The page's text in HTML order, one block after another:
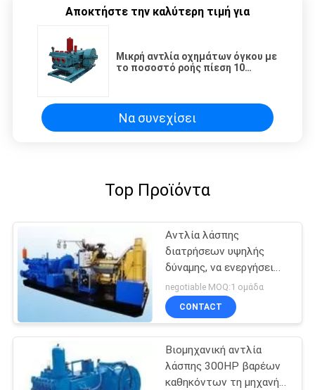
Αποκτήστε την καλύτερη τιμή για
Μικρή αντλία οχημάτων όγκου με
το ποσοστό ροής πίεση 10
Να συνεχίσει
Top Προϊόντα
Αντλία λάσπης
διατρήσεων υψηλής
δύναμης, να ενεργήσει
τριών κυλίνδρων ενιαία
αντλία δυτών
negotiable MOQ:1 ομάδα
CONTACT
Βιομηχανική αντλία
λάσπης 300HP βαρέων
καθηκόντων τη μηχανή